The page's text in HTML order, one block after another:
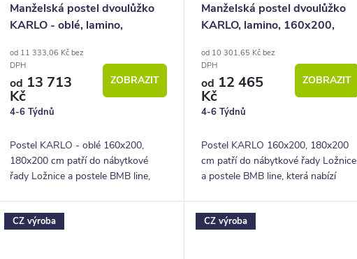
Manželská postel dvoulůžko
KARLO - oblé, lamino,
od 11 333,06 Kč bez
DPH
od 13 713
Kč
4-6 Týdnů
ZOBRAZIT
Postel KARLO - oblé 160x200,
180x200 cm patří do nábytkové
řady Ložnice a postele BMB line,
jednoduchým, vzdušným...
Manželská postel dvoulůžko
KARLO, lamino, 160x200,
od 10 301,65 Kč bez
DPH
od 12 465
Kč
4-6 Týdnů
ZOBRAZIT
Postel KARLO 160x200, 180x200
cm patří do nábytkové řady Ložnice
a postele BMB line, která nabízí
vzdušným...
CZ výroba CZ výroba